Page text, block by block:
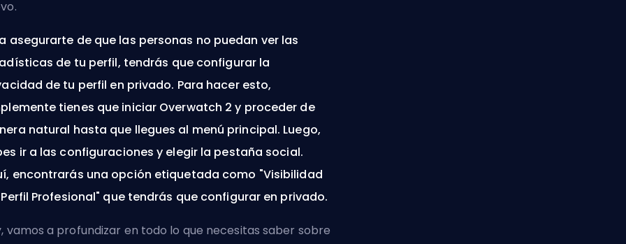
asegurarte de que las personas no puedan ver las
de tu perfil, tendrás que configurar la
de tu perfil en privado. Para hacer esto,
tienes que iniciar Overwatch 2 y proceder de
natural hasta que llegues al menú principal. Luego,
ir a las configuraciones y elegir la pestaña social.
encontrarás una opción etiquetada como "Visibilidad
Profesional" que tendrás que configurar en privado.
vamos a profundizar en todo lo que necesitas saber sobre